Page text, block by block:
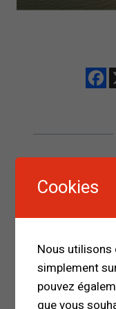
articles
Cookies
Nous utilisons
simplement
pouvez
que vous